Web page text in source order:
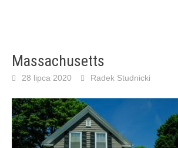
Massachusetts
28 lipca 2020 Radek Studnicki